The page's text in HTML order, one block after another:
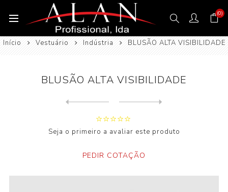
(0)
Início Vestuário Indústria BLUSÃO ALTA VISIBILIDADE
BLUSÃO ALTA VISIBILIDADE
Seja o primeiro a avaliar este produto
PEDIR COTAÇÃO